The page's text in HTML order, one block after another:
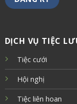
DỊCH VỤ TIỆC
Tiệc cưới
Hội nghị
Tiệc liên hoan